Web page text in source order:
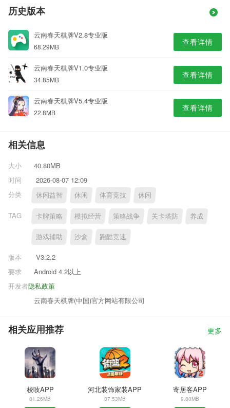
历史版本
云南春天棋牌V2.8专业版
68.29MB 查看详情
云南春天棋牌V1.0专业版
34.85MB 查看详情
云南春天棋牌V5.4专业版
22.8MB 查看详情
相关信息
大小
40.80MB
时间
2026-08-07 12:09
分类
休闲益智 休闲 体育竞技 休闲
TAG 卡牌策略 模拟经营 策略战争 关卡塔防 养成
游戏辅助 沙盒 跑酷竞速
版本
V3.2.2
要求
Android 4.2以上
隐私政策
开发者
云南春天棋牌(中国)官方网站有限公司
相关应用推荐 更多
校吱APP
81.26MB
河北装饰家装APP
37.53MB
寄居客APP
9.80MB